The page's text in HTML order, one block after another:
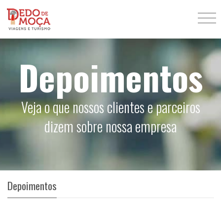
Depoimentos
Veja o que nossos clientes e parceiros
dizem sobre nossa empresa
Depoimentos